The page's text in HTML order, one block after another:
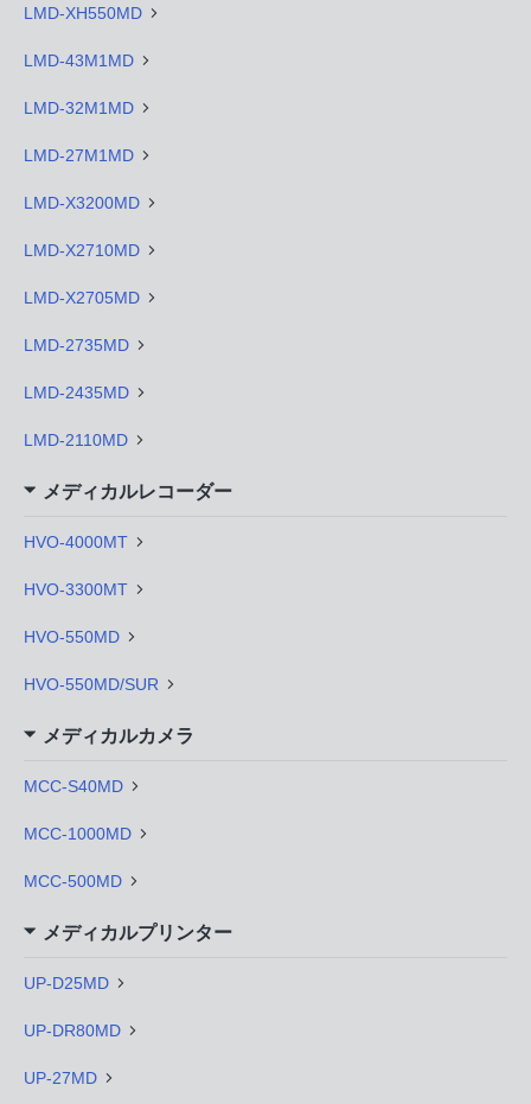
LMD-XH550MD
LMD-43M1MD
LMD-32M1MD
LMD-27M1MD
LMD-X3200MD
LMD-X2710MD
LMD-X2705MD
LMD-2735MD
LMD-2435MD
LMD-2110MD
メディカルレコーダー
HVO-4000MT
HVO-3300MT
HVO-550MD
HVO-550MD/SUR
メディカルカメラ
MCC-S40MD
MCC-1000MD
MCC-500MD
メディカルプリンター
UP-D25MD
UP-DR80MD
UP-27MD